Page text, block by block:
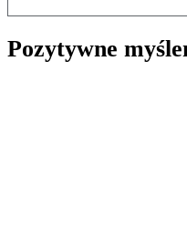
Pozytywne